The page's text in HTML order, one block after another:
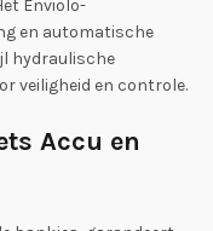
Enviolo-
en automatische
hydraulische
veiligheid en controle.
Accu en